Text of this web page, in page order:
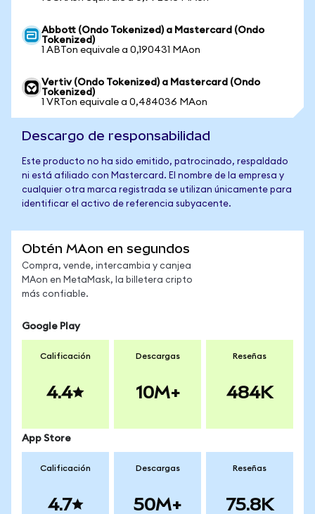
Abbott (Ondo Tokenized) a Mastercard (Ondo
Tokenized)
1 ABTon equivale a 0,190431 MAon
Vertiv (Ondo Tokenized) a Mastercard (Ondo
Tokenized)
1 VRTon equivale a 0,484036 MAon
Descargo de responsabilidad
Este producto no ha sido emitido, patrocinado, respaldado
ni está afiliado con Mastercard. El nombre de la empresa y
cualquier otra marca registrada se utilizan únicamente para
identificar el activo de referencia subyacente.
Obtén MAon en segundos
Compra, vende, intercambia y canjea
MAon en MetaMask, la billetera cripto
más confiable.
Google Play
Calificación
4.4
Descargas
10M+
Reseñas
484K
App Store
Calificación
4.7
Descargas
50M+
Reseñas
75.8K